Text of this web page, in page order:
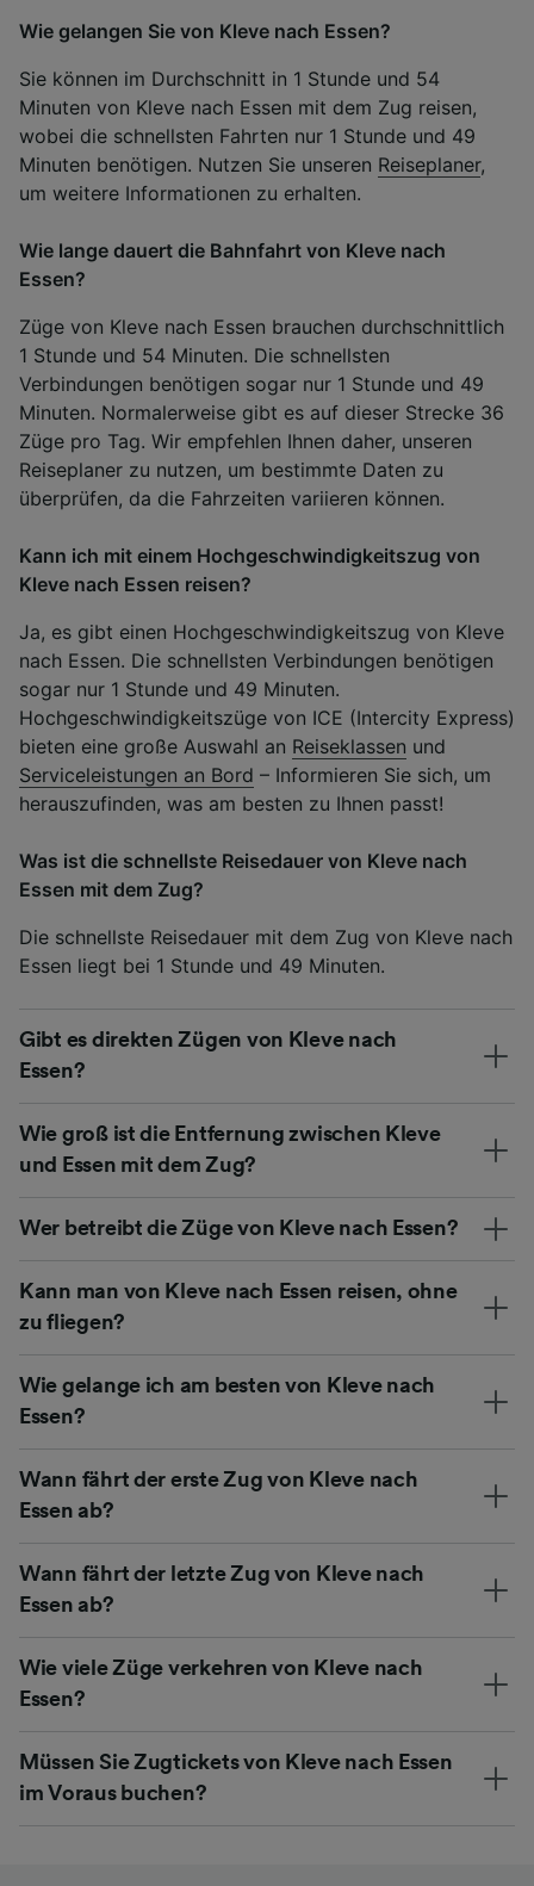
Wie gelangen Sie von Kleve nach Essen?
Sie können im Durchschnitt in 1 Stunde und 54
Minuten von Kleve nach Essen mit dem Zug reisen,
wobei die schnellsten Fahrten nur 1 Stunde und 49
Minuten benötigen. Nutzen Sie unseren Reiseplaner,
um weitere Informationen zu erhalten.
Wie lange dauert die Bahnfahrt von Kleve nach
Essen?
Züge von Kleve nach Essen brauchen durchschnittlich
1 Stunde und 54 Minuten. Die schnellsten
Verbindungen benötigen sogar nur 1 Stunde und 49
Minuten. Normalerweise gibt es auf dieser Strecke 36
Züge pro Tag. Wir empfehlen Ihnen daher, unseren
Reiseplaner zu nutzen, um bestimmte Daten zu
überprüfen, da die Fahrzeiten variieren können.
Kann ich mit einem Hochgeschwindigkeitszug von
Kleve nach Essen reisen?
Ja, es gibt einen Hochgeschwindigkeitszug von Kleve
nach Essen. Die schnellsten Verbindungen benötigen
sogar nur 1 Stunde und 49 Minuten.
Hochgeschwindigkeitszüge von ICE (Intercity Express)
bieten eine große Auswahl an Reiseklassen und
Serviceleistungen an Bord – Informieren Sie sich, um
herauszufinden, was am besten zu Ihnen passt!
Was ist die schnellste Reisedauer von Kleve nach
Essen mit dem Zug?
Die schnellste Reisedauer mit dem Zug von Kleve nach
Essen liegt bei 1 Stunde und 49 Minuten.
Gibt es direkten Zügen von Kleve nach
Essen?
Wie groß ist die Entfernung zwischen Kleve
und Essen mit dem Zug?
Wer betreibt die Züge von Kleve nach Essen?
Kann man von Kleve nach Essen reisen, ohne
zu fliegen?
Wie gelange ich am besten von Kleve nach
Essen?
Wann fährt der erste Zug von Kleve nach
Essen ab?
Wann fährt der letzte Zug von Kleve nach
Essen ab?
Wie viele Züge verkehren von Kleve nach
Essen?
Müssen Sie Zugtickets von Kleve nach Essen
im Voraus buchen?